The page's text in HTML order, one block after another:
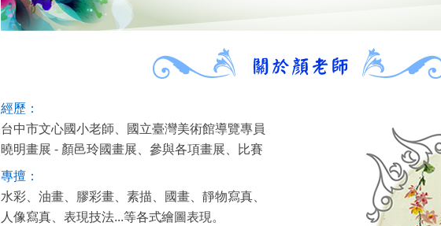
經歷：
台中市文心國小老師、國立臺灣美術館導覽專員
曉明畫展 - 顏邑玲國畫展、參與各項畫展、比賽
專擅：
水彩、油畫、膠彩畫、素描、國畫、靜物寫真、
人像寫真、表現技法...等各式繪圖表現。